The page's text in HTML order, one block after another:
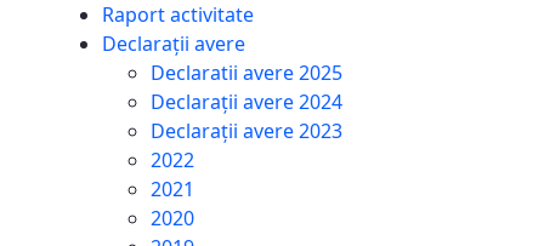
Raport activitate
Declarații avere
Declaratii avere 2025
Declarații avere 2024
Declarații avere 2023
2022
2021
2020